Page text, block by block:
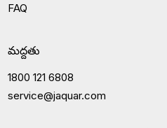
FAQ
మద్దతు
1800 121 6808
service@jaquar.com